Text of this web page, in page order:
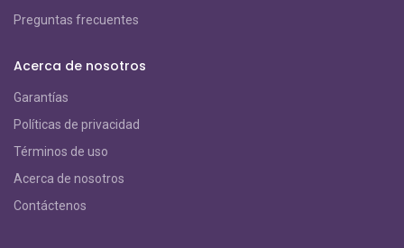
Preguntas frecuentes
Acerca de nosotros
Garantías
Políticas de privacidad
Términos de uso
Acerca de nosotros
Contáctenos